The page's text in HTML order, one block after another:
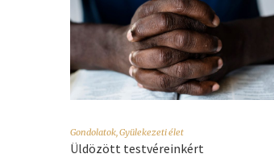
Gondolatok,Gyülekezeti élet
Üldözött testvéreinkért